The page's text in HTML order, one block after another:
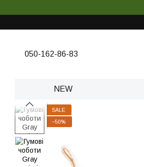
050-162-86-83
NEW
SALE
−50%